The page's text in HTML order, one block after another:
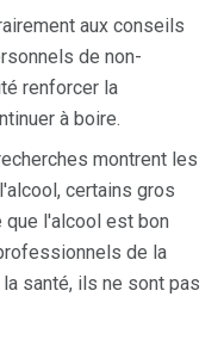
aux conseils
de non-
renforcer la
à boire.
montrent les
certains gros
que l'alcool est bon
de la
santé, ils ne sont pas